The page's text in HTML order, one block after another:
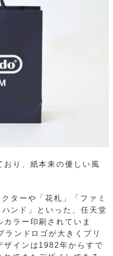
おり、紙本来の優しい風
ターや「花札」「ファミ
ンド」といった、任天堂
ラー印刷されていま
ンドロゴが大きくプリ
ザインは1982年からすで